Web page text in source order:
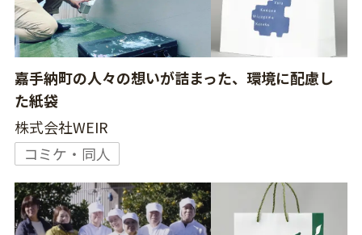
嘉手納町の人々の想いが詰まった、環境に配慮し
た紙袋
株式会社WEIR
コミケ・同人